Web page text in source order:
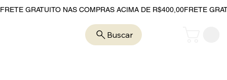
FRETE GRATUITO NAS COMPRAS ACIMA DE R$400,00
Buscar